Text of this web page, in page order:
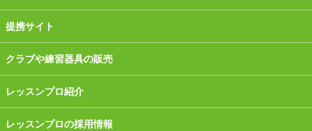
提携サイト
クラブや練習器具の販売
レッスンプロ紹介
レッスンプロの採用情報